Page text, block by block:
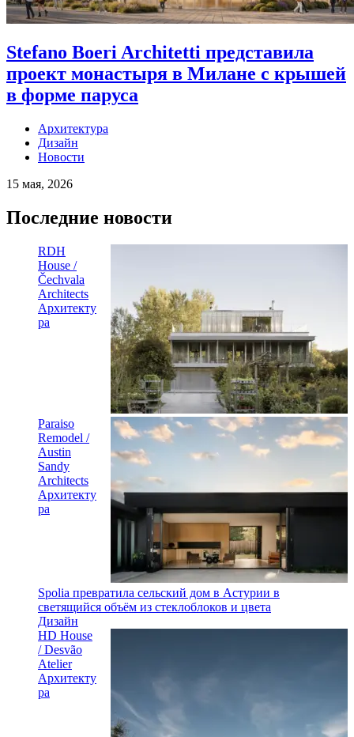
Stefano Boeri Architetti представила
проект монастыря в Милане с крышей
в форме паруса
Архитектура
Дизайн
Новости
15 мая, 2026
Последние новости
RDH
House /
Čechvala
Architects
Архитекту
ра
Paraiso
Remodel /
Austin
Sandy
Architects
Архитекту
ра
Spolia превратила сельский дом в Астурии в
светящийся объём из стеклоблоков и цвета
Дизайн
HD House
/ Desvão
Atelier
Архитекту
ра